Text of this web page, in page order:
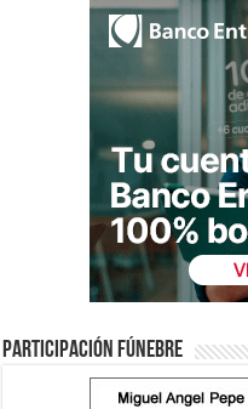
Participación fúnebre